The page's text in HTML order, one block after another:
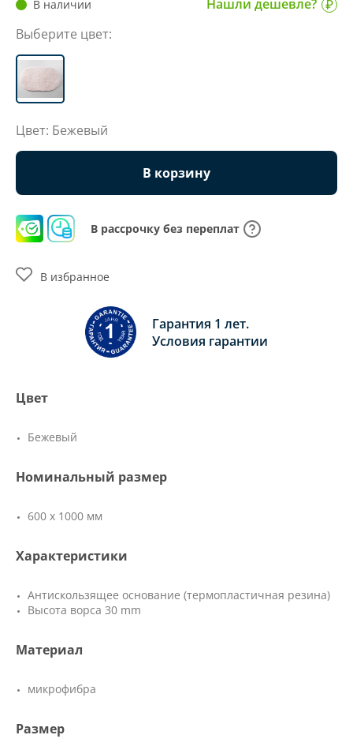
В наличии
Нашли дешевле?
Выберите цвет:
Цвет: Бежевый
В корзину
В рассрочку без переплат
Гарантия 1 лет.
Условия гарантии
В избранное
Цвет
Бежевый
Номинальный размер
600 х 1000 мм
Характеристики
Антискользящее основание (термопластичная резина)
Высота ворса 30 mm
Материал
микрофибра
Размер